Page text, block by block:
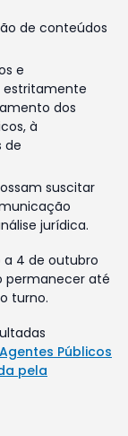
de conteúdos
e
estritamente
dos
à
de
suscitar
jurídica.
a 4 de outubro
permanecer até
turno.
Públicos
pela